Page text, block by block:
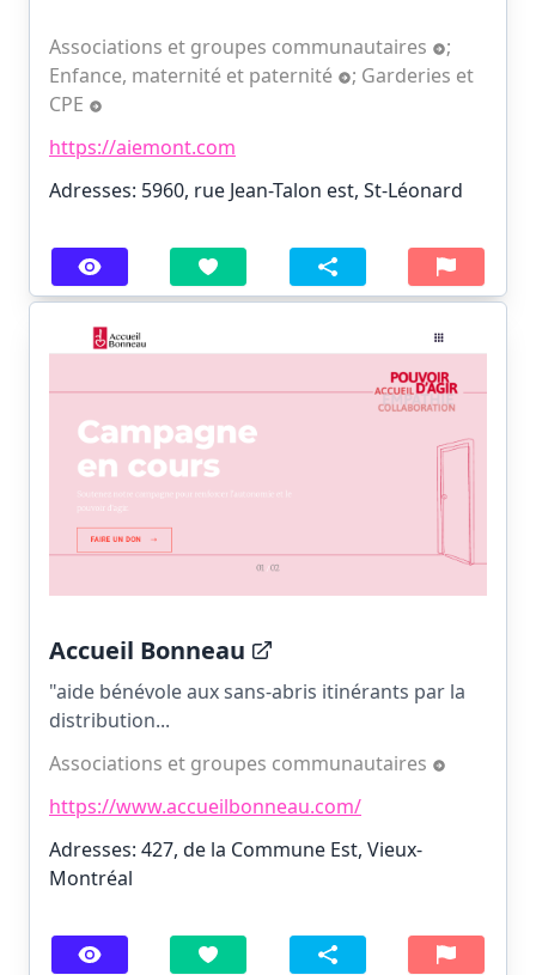
Associations et groupes communautaires
;
Enfance, maternité et paternité
; Garderies et
CPE
https://aiemont.com
Adresses: 5960, rue Jean-Talon est, St-Léonard
Accueil Bonneau
"aide bénévole aux sans-abris itinérants par la
distribution...
Associations et groupes communautaires
https://www.accueilbonneau.com/
Adresses: 427, de la Commune Est, Vieux-
Montréal